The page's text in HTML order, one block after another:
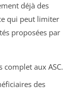
déjà des
qui peut limiter
proposées par
complet aux ASC.
des